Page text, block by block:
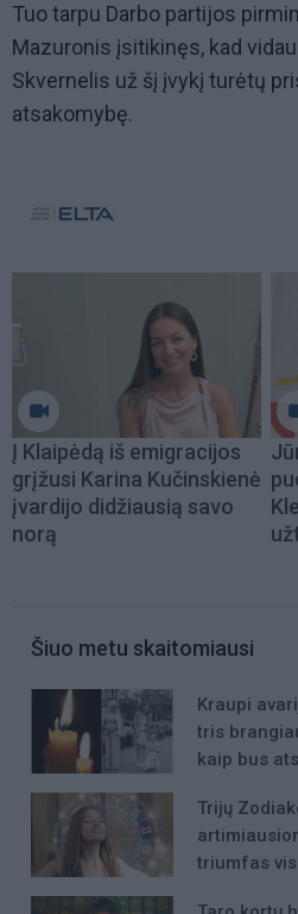
Tuo tarpu Darbo partijos
Mazuronis įsitikinęs, kad
Skvernelis už šį įvykį turėtų
atsakomybę.
Į Klaipėdą iš emigracijos
grįžusi Karina Kučinskienė
įvardijo didžiausią savo
norą
Šiuo metu skaitomiausi
Kraupi
tris
kaip bus
Trijų
triumfas